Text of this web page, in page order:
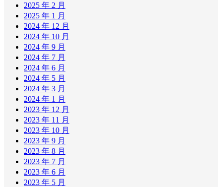
2025 年 2 月
2025 年 1 月
2024 年 12 月
2024 年 10 月
2024 年 9 月
2024 年 7 月
2024 年 6 月
2024 年 5 月
2024 年 3 月
2024 年 1 月
2023 年 12 月
2023 年 11 月
2023 年 10 月
2023 年 9 月
2023 年 8 月
2023 年 7 月
2023 年 6 月
2023 年 5 月